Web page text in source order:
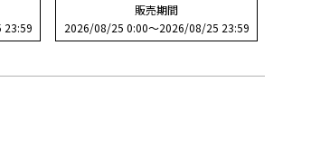
販売期間
2026/08/25 0:00〜2026/08/25 23:59